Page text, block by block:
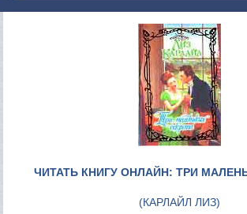
ЧИТАТЬ КНИГУ ОНЛАЙН: ТРИ
(КАРЛАЙЛ ЛИЗ)